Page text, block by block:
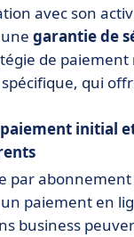
avec son
garantie de
de paiement
qui
initial
par abonnement
paiement en
business